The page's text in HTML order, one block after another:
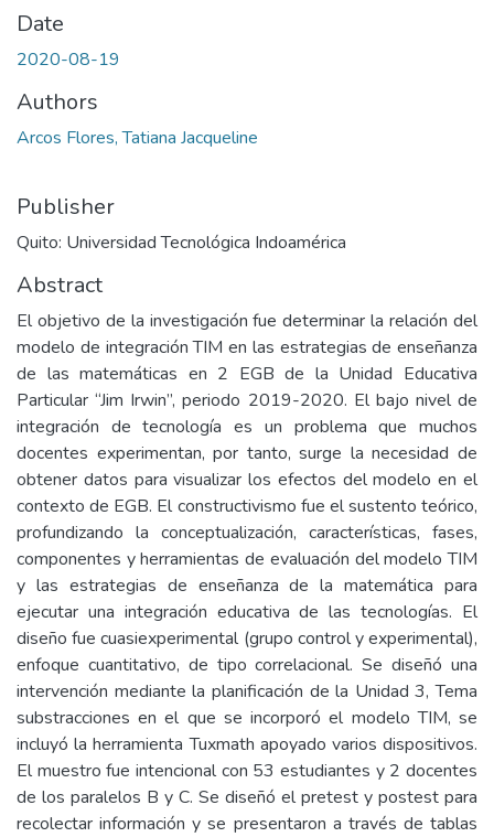
Date
2020-08-19
Authors
Arcos Flores, Tatiana Jacqueline
Publisher
Quito: Universidad Tecnológica Indoamérica
Abstract
El objetivo de la investigación fue determinar la relación del
modelo de integración TIM en las estrategias de enseñanza
de las matemáticas en 2 EGB de la Unidad Educativa
Particular “Jim Irwin”, periodo 2019-2020. El bajo nivel de
integración de tecnología es un problema que muchos
docentes experimentan, por tanto, surge la necesidad de
obtener datos para visualizar los efectos del modelo en el
contexto de EGB. El constructivismo fue el sustento teórico,
profundizando la conceptualización, características, fases,
componentes y herramientas de evaluación del modelo TIM
y las estrategias de enseñanza de la matemática para
ejecutar una integración educativa de las tecnologías. El
diseño fue cuasiexperimental (grupo control y experimental),
enfoque cuantitativo, de tipo correlacional. Se diseñó una
intervención mediante la planificación de la Unidad 3, Tema
substracciones en el que se incorporó el modelo TIM, se
incluyó la herramienta Tuxmath apoyado varios dispositivos.
El muestro fue intencional con 53 estudiantes y 2 docentes
de los paralelos B y C. Se diseñó el pretest y postest para
recolectar información y se presentaron a través de tablas